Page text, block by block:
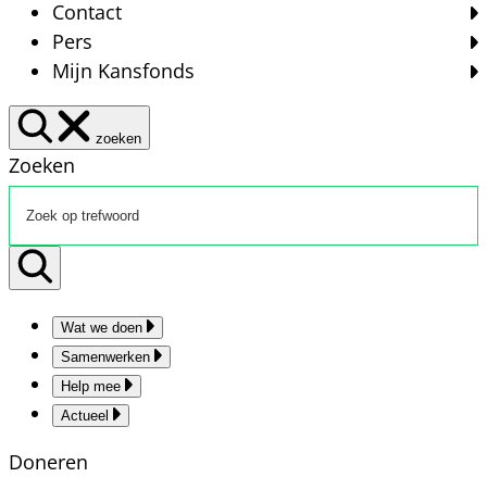
Contact
Pers
Mijn Kansfonds
zoeken
Zoeken
Wat we doen
Samenwerken
Help mee
Actueel
Doneren